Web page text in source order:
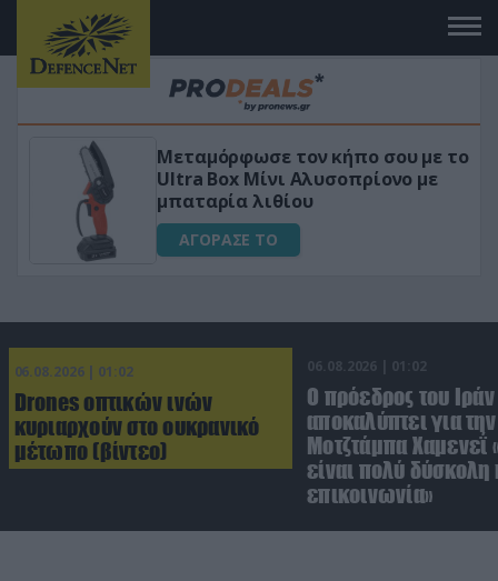
Μεταμόρφωσε τον κήπο σου με το
Ultra Box Μίνι Αλυσοπρίονο με
μπαταρία λιθίου
ΑΓΟΡΑΣΕ ΤΟ
06.08.2026 | 01:02
Drones οπτικών ινών
κυριαρχούν στο ουκρανικό
μέτωπο (βίντεο)
06.08.2026 | 01:02
Ο πρόεδρος του Ιράν
αποκαλύπτει για
Μοτζτάμπα Χαμενεΐ
είναι πολύ δύσκολη
επικοινωνία»